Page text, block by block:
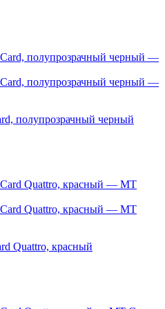
полупрозрачный черный
Quattro, красный